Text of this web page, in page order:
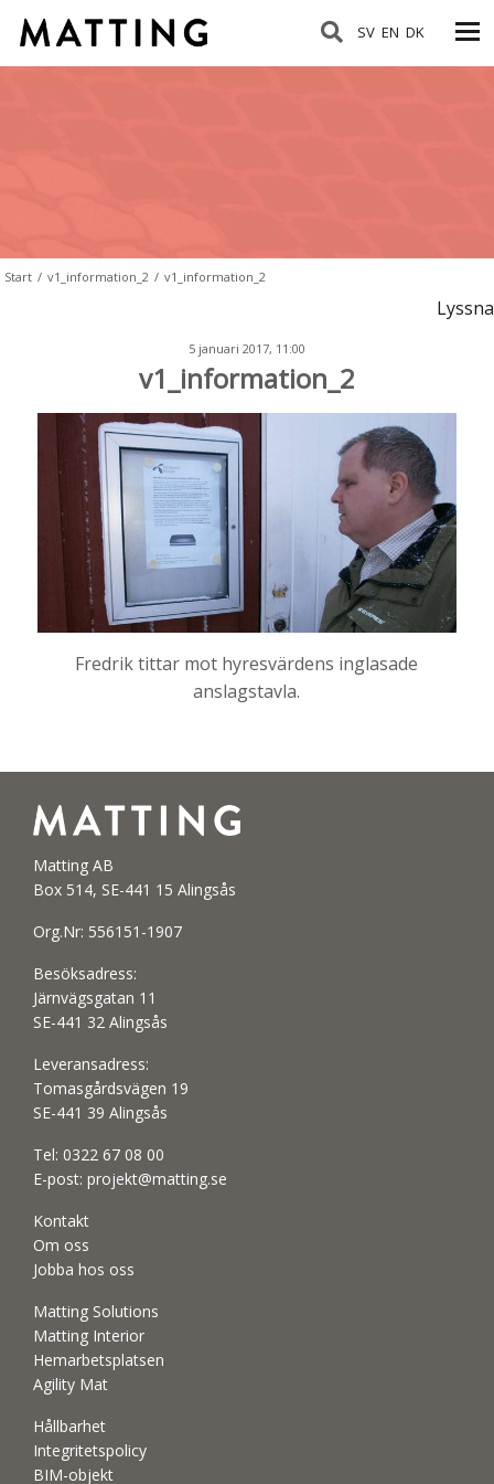
SV EN DK
Start / v1_information_2 / v1_information_2
Lyssna
5 januari 2017, 11:00
v1_information_2
Fredrik tittar mot hyresvärdens inglasade
anslagstavla.
Matting AB
Box 514, SE-441 15 Alingsås
Org.Nr: 556151-1907
Besöksadress:
Järnvägsgatan 11
SE-441 32 Alingsås
Leveransadress:
Tomasgårdsvägen 19
SE-441 39 Alingsås
Tel: 0322 67 08 00
E-post: projekt@matting.se
Kontakt
Om oss
Jobba hos oss
Matting Solutions
Matting Interior
Hemarbetsplatsen
Agility Mat
Hållbarhet
Integritetspolicy
BIM-objekt